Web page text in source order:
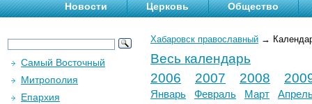
Новости Церковь Общество
Хабаровск православный →
Весь календарь
2006
2007 2008
Январь Февраль Март
Самый Восточный
Митрополия
Епархия